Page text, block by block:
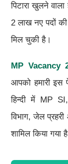
पिटारा खुलने
2 लाख नए पदों की
मिल चुकी है।
MP Vacancy
आपको हमारी इस
हिन्दी में MP
विभाग, जेल
शामिल किया गया